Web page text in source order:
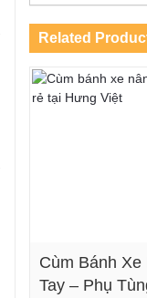
Related
Cùm Bánh Xe
Tay – Phụ